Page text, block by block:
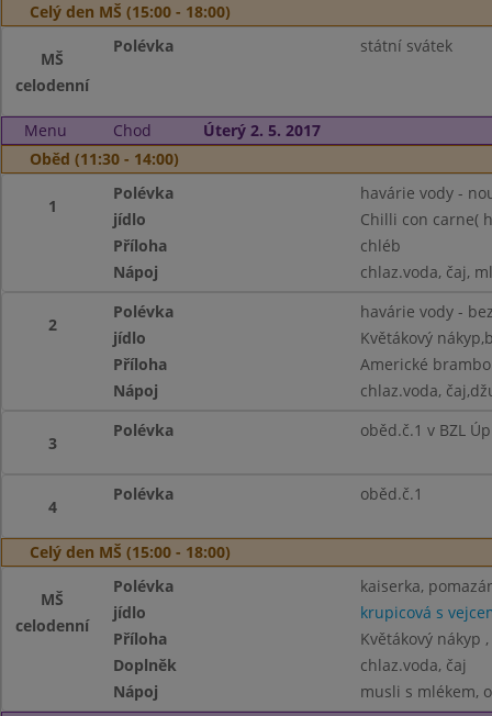
Celý den MŠ (15:00 - 18:00)
MŠ
celodenní
Polévka státní svátek
Menu Chod
Úterý 2. 5. 2017
Oběd (11:30 - 14:00)
1
Polévka
havárie vody -
jídlo
Chilli con carne(
Příloha
chléb
Nápoj
chlaz.voda, čaj,
2
Polévka
havárie vody -
jídlo
Květákový
Příloha
Americké
Nápoj
chlaz.voda,
3
Polévka oběd.č.1 v BZL
4
Polévka oběd.č.1
Celý den MŠ (15:00 - 18:00)
MŠ
celodenní
Polévka
kaiserka,
jídlo
krupicová s
Příloha
Květákový nákyp
Doplněk
chlaz.voda, čaj
Nápoj
musli s mlékem,